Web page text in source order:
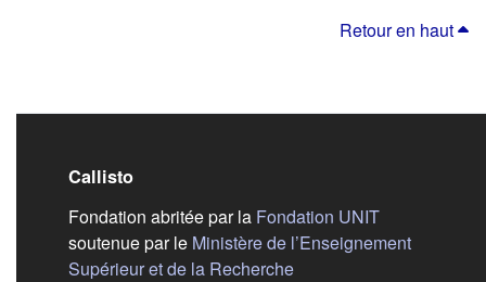
Retour en haut
Callisto
Fondation abritée par la Fondation UNIT(s'ouvre
soutenue par le Ministère de l’Enseignement
Supérieur et de la Recherche(s'ouvre dans un nouvel